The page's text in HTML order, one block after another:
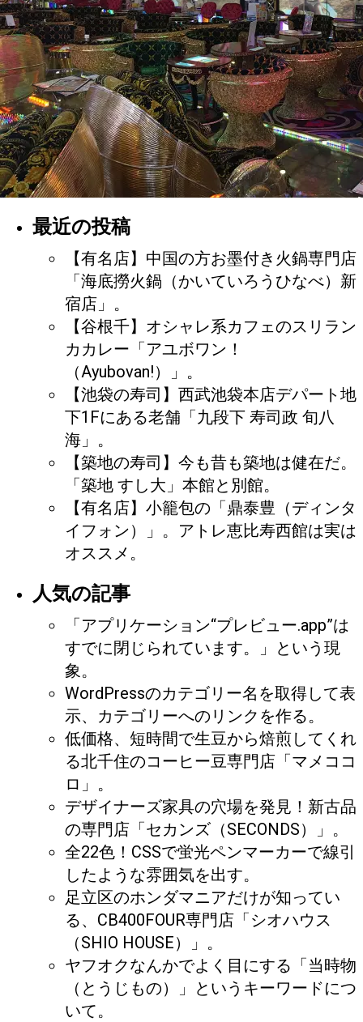
最近の投稿
【有名店】中国の方お墨付き火鍋専門店
「海底撈火鍋（かいていろうひなべ）新
宿店」。
【谷根千】オシャレ系カフェのスリラン
カカレー「アユボワン！
（Ayubovan!）」。
【池袋の寿司】西武池袋本店デパート地
下1Fにある老舗「九段下 寿司政 旬八
海」。
【築地の寿司】今も昔も築地は健在だ。
「築地 すし大」本館と別館。
【有名店】小籠包の「鼎泰豊（ディンタ
イフォン）」。アトレ恵比寿西館は実は
オススメ。
人気の記事
「アプリケーション“プレビュー.app”は
すでに閉じられています。」という現
象。
WordPressのカテゴリー名を取得して表
示、カテゴリーへのリンクを作る。
低価格、短時間で生豆から焙煎してくれ
る北千住のコーヒー豆専門店「マメココ
ロ」。
デザイナーズ家具の穴場を発見！新古品
の専門店「セカンズ（SECONDS）」。
全22色！CSSで蛍光ペンマーカーで線引
したような雰囲気を出す。
足立区のホンダマニアだけが知ってい
る、CB400FOUR専門店「シオハウス
（SHIO HOUSE）」。
ヤフオクなんかでよく目にする「当時物
（とうじもの）」というキーワードにつ
いて。